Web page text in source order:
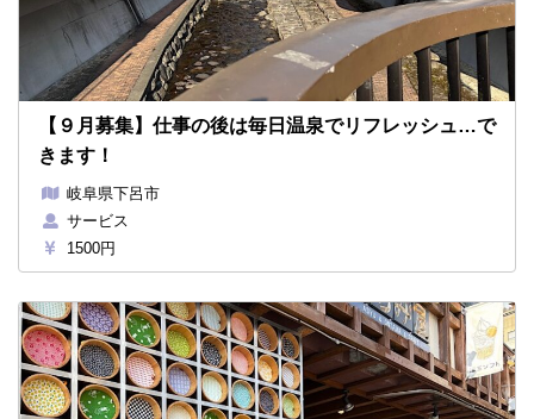
【９月募集】仕事の後は毎日温泉でリフレッシュ…で
きます！
岐阜県下呂市
サービス
1500円